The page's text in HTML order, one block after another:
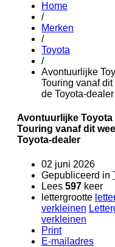
Home
/
Merken
/
Toyota
/
Avontuurlijke
Touring vanaf
de Toyota-dealer
Avontuurlijke Toyota
Touring vanaf dit
Toyota-dealer
02 juni 2026
Gepubliceerd in
Lees 597 keer
lettergrootte
verkleinen
verkleinen
Print
E-mailadres